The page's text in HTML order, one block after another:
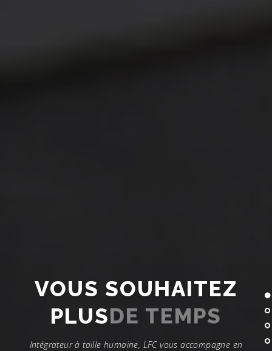
VOUS SOUHAITEZ
PLUSDE TEMPS
Intégrateur à taille humaine, LFC vous accompagne en